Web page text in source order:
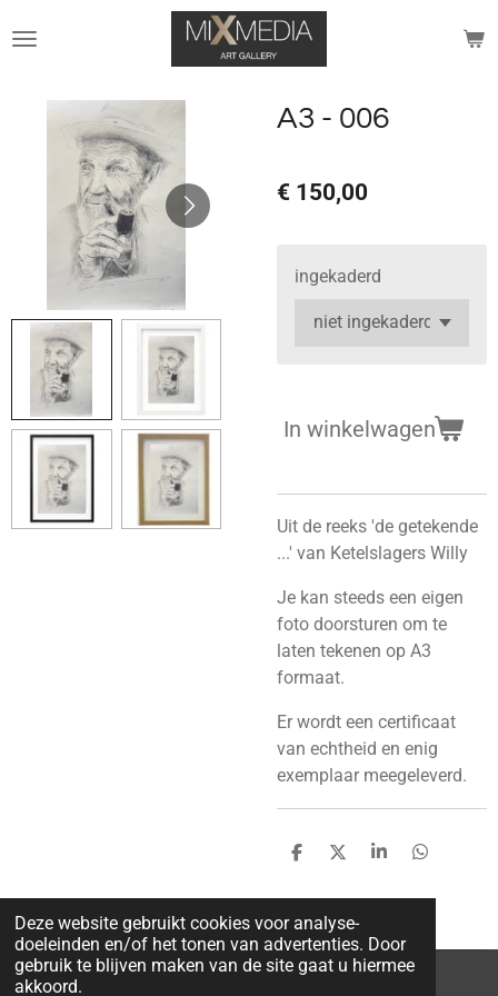
Deze website gebruikt cookies voor analyse-
doeleinden en/of het tonen van advertenties. Door
gebruik te blijven maken van de site gaat u hiermee
akkoord.
direct
hoofdinhoud
A3 - 006
€ 150,00
ingekaderd
In winkelwagen
Uit de reeks 'de getekende
...' van Ketelslagers Willy
Je kan steeds een eigen
foto doorsturen om te
laten tekenen op A3
formaat.
Er wordt een certificaat
van echtheid en enig
exemplaar meegeleverd.
D
l
e
n
D
e
l
S
a
e
D
l